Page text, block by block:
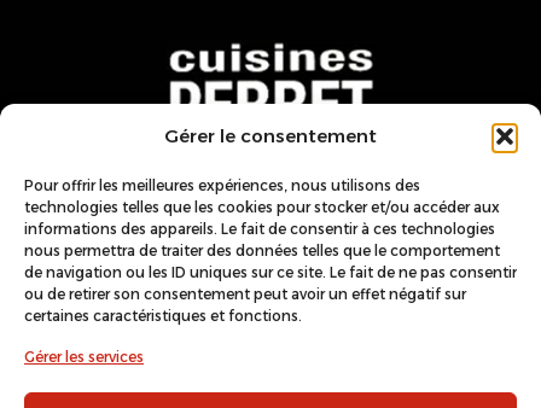
Gérer le consentement
Pour offrir les meilleures expériences, nous utilisons des
technologies telles que les cookies pour stocker et/ou accéder aux
informations des appareils. Le fait de consentir à ces technologies
nous permettra de traiter des données telles que le comportement
de navigation ou les ID uniques sur ce site. Le fait de ne pas consentir
ou de retirer son consentement peut avoir un effet négatif sur
certaines caractéristiques et fonctions.
Gérer les services
Nous trouver
ZA du Bachas, 222 Route de
Charveyron, 01150 Lagnieu
Nous contacter
04 37 86 63 97